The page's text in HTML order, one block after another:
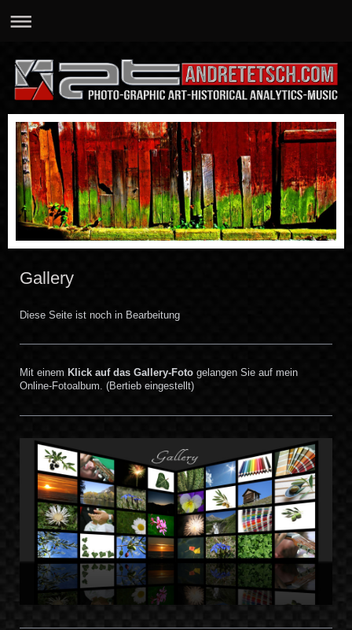
Gallery
Diese Seite ist noch in Bearbeitung
Mit einem Klick auf das Gallery-Foto gelangen Sie auf mein
Online-Fotoalbum. (Bertieb eingestellt)